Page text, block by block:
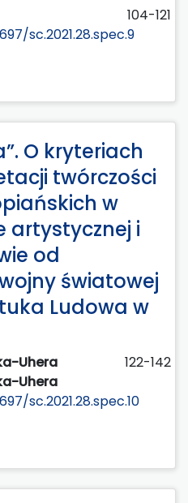
104-121
sc.2021.28.spec.9
O kryteriach
twórczości
w
artystycznej i
od
światowej
Ludowa w
Uhera
Uhera
122-142
sc.2021.28.spec.10